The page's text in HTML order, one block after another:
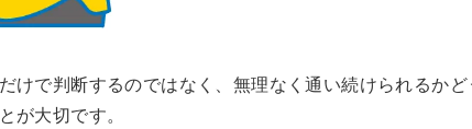
けで判断するのではなく、無理なく通い続けられるか
大切です。